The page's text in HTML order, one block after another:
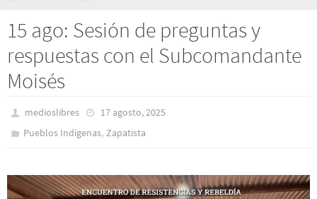
15 ago: Sesión de preguntas y
respuestas con el Subcomandante
Moisés
medioslibres
17 agosto, 2025
Pueblos Indí­genas, Zapatista